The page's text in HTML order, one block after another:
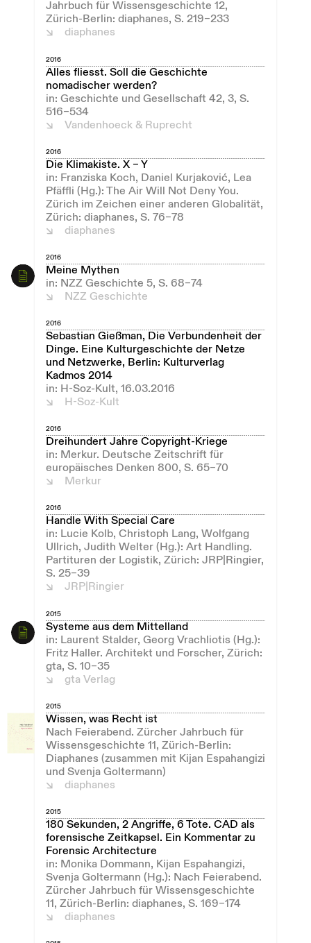
Jahrbuch für Wissensgeschichte 12,
Zürich-Berlin: diaphanes, S. 219–233
diaphanes
2016
Alles fliesst. Soll die Geschichte
nomadischer werden?
in: Geschichte und Gesellschaft 42, 3, S.
516–534
Vandenhoeck & Ruprecht
2016
Die Klimakiste. X – Y
in: Franziska Koch, Daniel Kurjaković, Lea
Pfäffli (Hg.): The Air Will Not Deny You.
Zürich im Zeichen einer anderen Globalität,
Zürich: diaphanes, S. 76–78
diaphanes
2016
Meine Mythen
in: NZZ Geschichte 5, S. 68–74
NZZ Geschichte
2016
Sebastian Gießman, Die Verbundenheit der
Dinge. Eine Kulturgeschichte der Netze
und Netzwerke, Berlin: Kulturverlag
Kadmos 2014
in: H-Soz-Kult, 16.03.2016
H-Soz-Kult
2016
Dreihundert Jahre Copyright-Kriege
in: Merkur. Deutsche Zeitschrift für
europäisches Denken 800, S. 65–70
Merkur
2016
Handle With Special Care
in: Lucie Kolb, Christoph Lang, Wolfgang
Ullrich, Judith Welter (Hg.): Art Handling.
Partituren der Logistik, Zürich: JRP|Ringier,
S. 25–39
JRP|Ringier
2015
Systeme aus dem Mittelland
in: Laurent Stalder, Georg Vrachliotis (Hg.):
Fritz Haller. Architekt und Forscher, Zürich:
gta, S. 10–35
gta Verlag
2015
Wissen, was Recht ist
Nach Feierabend. Zürcher Jahrbuch für
Wissensgeschichte 11, Zürich-Berlin:
Diaphanes (zusammen mit Kijan Espahangizi
und Svenja Goltermann)
diaphanes
2015
180 Sekunden, 2 Angriffe, 6 Tote. CAD als
forensische Zeitkapsel. Ein Kommentar zu
Forensic Architecture
in: Monika Dommann, Kijan Espahangizi,
Svenja Goltermann (Hg.): Nach Feierabend.
Zürcher Jahrbuch für Wissensgeschichte
11, Zürich-Berlin: diaphanes, S. 169–174
diaphanes